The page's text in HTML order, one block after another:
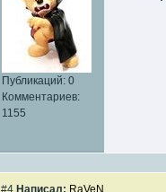
Публикаций: 0
Комментариев:
1155
#4 Написал: RaVeN